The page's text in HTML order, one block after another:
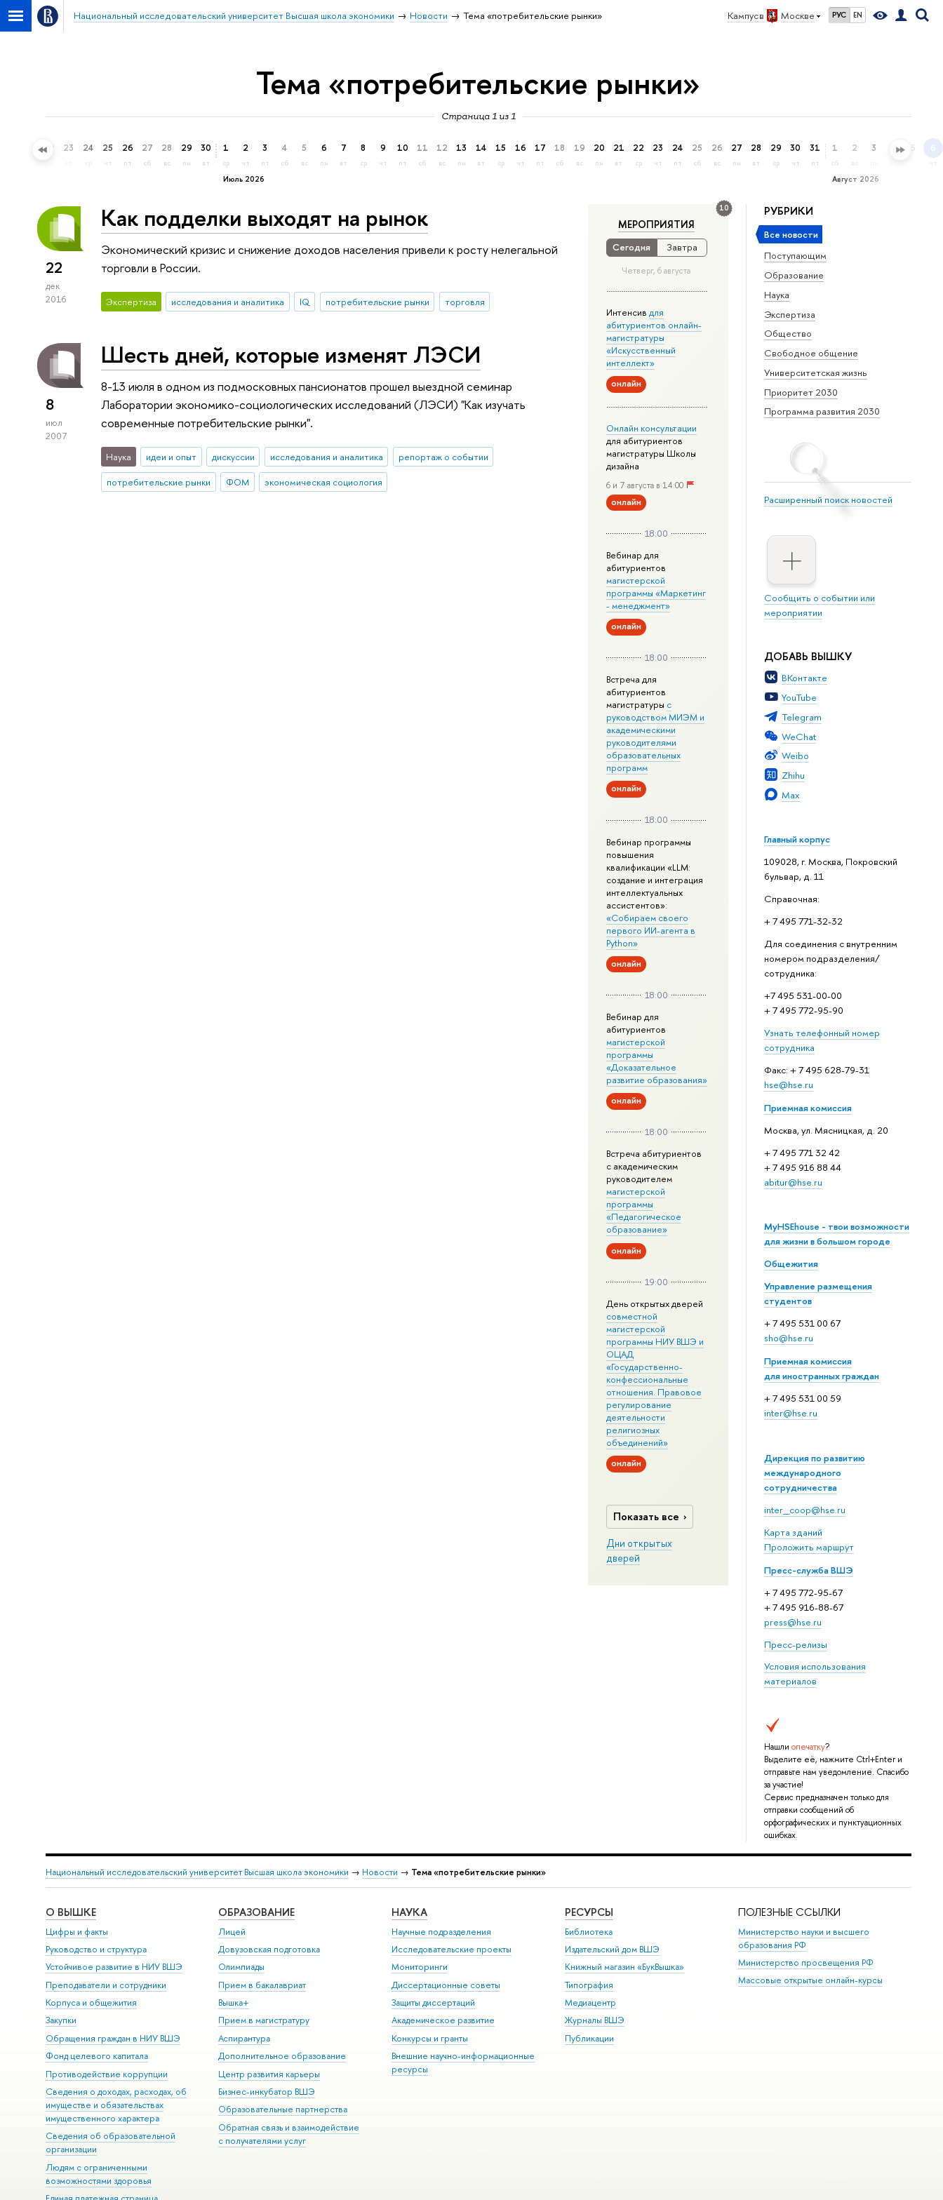
Кампус в Москве РУС EN
Национальный исследовательский университет Высшая школа экономики Новости Тема «потребительские рынки»
Тема «потребительские рынки»
Страница 1 из 1
22 23 24 25
чт
26
пт
27
сб
28
вс
29
пн
30
вт
Июль 2026
1
ср
2
чт
3
пт
4
сб
5
вс
6
пн
7
вт
8
ср
9
чт
10
пт
11
сб
12
вс
13
пн
14
вт
15
ср
16
чт
17
пт
18
сб
19
вс
20
пн
21
вт
22
ср
23
чт
24
пт
25
сб
26
вс
27
пн
28
вт
29
ср
30
чт
31
пт
Август 2026
1
сб
2 3 4 5 6
чт
РУБРИКИ
Все новости
Поступающим
Образование
Наука
Экспертиза
Общество
Свободное общение
Университетская жизнь
Приоритет 2030
Программа развития 2030
Расширенный поиск новостей
Сообщить о событии или
мероприятии
ДОБАВЬ ВЫШКУ
ВКонтакте
YouTube
Telegram
WeChat
Weibo
Zhihu
Max
Главный корпус
109028, г. Москва, Покровский
бульвар, д. 11
Справочная:
+ 7 495 771-32-32
Для соединения с внутренним
номером подразделения/
сотрудника:
+7 495 531-00-00
+ 7 495 772-95-90
Узнать телефонный номер
сотрудника
Факс: + 7 495 628-79-31
hse@hse.ru
Приемная комиссия
Москва, ул. Мясницкая, д. 20
+ 7 495 771 32 42
+ 7 495 916 88 44
abitur@hse.ru
MyHSEhouse - твои возможности
для жизни в большом городе
Общежития
Управление размещения
студентов
+ 7 495 531 00 67
sho@hse.ru
Приемная комиссия
для иностранных граждан
+ 7 495 531 00 59
inter@hse.ru
Дирекция по развитию
международного
сотрудничества
inter_coop@hse.ru
Карта зданий
Проложить маршрут
Пресс-служба ВШЭ
+ 7 495 772-95-67
+ 7 495 916-88-67
press@hse.ru
Пресс-релизы
Условия использования
материалов
Нашли опечатку?
Выделите её, нажмите Ctrl+Enter и
отправьте нам уведомление. Спасибо
за участие!
Сервис предназначен только для
отправки сообщений об
орфографических и пунктуационных
ошибках.
10
МЕРОПРИЯТИЯ
Сегодня Завтра
Четверг, 6 августа
Интенсив для
абитуриентов онлайн-
магистратуры
«Искусственный
интеллект»
онлайн
Онлайн консультации
для абитуриентов
магистратуры Школы
дизайна
6 и 7 августа в 14:00
онлайн
18:00
Вебинар для
абитуриентов
магистерской
программы «Маркетинг
- менеджмент»
онлайн
18:00
Встреча для
абитуриентов
магистратуры с
руководством МИЭМ и
академическими
руководителями
образовательных
программ
онлайн
18:00
Вебинар программы
повышения
квалификации «LLM:
создание и интеграция
интеллектуальных
ассистентов»:
«Собираем своего
первого ИИ-агента в
Python»
онлайн
18:00
Вебинар для
абитуриентов
магистерской
программы
«Доказательное
развитие образования»
онлайн
18:00
Встреча абитуриентов
с академическим
руководителем
магистерской
программы
«Педагогическое
образование»
онлайн
19:00
День открытых дверей
совместной
магистерской
программы НИУ ВШЭ и
ОЦАД
«Государственно-
конфессиональные
отношения. Правовое
регулирование
деятельности
религиозных
объединений»
онлайн
Показать все
Дни открытых
дверей
22
дек
2016
Как подделки выходят на рынок
Экономический кризис и снижение доходов населения привели к росту нелегальной
торговли в России.
Экспертиза исследования и аналитика IQ потребительские рынки торговля
8
июл
2007
Шесть дней, которые изменят ЛЭСИ
8-13 июля в одном из подмосковных пансионатов прошел выездной семинар
Лаборатории экономико-социологических исследований (ЛЭСИ) "Как изучать
современные потребительские рынки".
Наука идеи и опыт дискуссии исследования и аналитика
репортаж о событии
потребительские рынки
ФОМ экономическая социология
Национальный исследовательский университет Высшая школа экономики → Новости → Тема «потребительские рынки»
О ВЫШКЕ
Цифры и факты
Руководство и структура
Устойчивое развитие в НИУ ВШЭ
Преподаватели и сотрудники
Корпуса и общежития
Закупки
Обращения граждан в НИУ ВШЭ
Фонд целевого капитала
Противодействие коррупции
Сведения о доходах, расходах, об
имуществе и обязательствах
имущественного характера
Сведения об образовательной
организации
Людям с ограниченными
возможностями здоровья
ОБРАЗОВАНИЕ
Лицей
Довузовская подготовка
Олимпиады
Прием в бакалавриат
Вышка+
Прием в магистратуру
Аспирантура
Дополнительное образование
Центр развития карьеры
Бизнес-инкубатор ВШЭ
Образовательные партнерства
Обратная связь и взаимодействие
с получателями услуг
НАУКА
Научные подразделения
Исследовательские проекты
Мониторинги
Диссертационные советы
Защиты диссертаций
Академическое развитие
Конкурсы и гранты
Внешние научно-информационные
ресурсы
РЕСУРСЫ
Библиотека
Издательский дом ВШЭ
Книжный магазин «БукВышка»
Типография
Медиацентр
Журналы ВШЭ
Публикации
ПОЛЕЗНЫЕ ССЫЛКИ
Министерство науки и высшего
образования РФ
Министерство просвещения РФ
Массовые открытые онлайн-курсы